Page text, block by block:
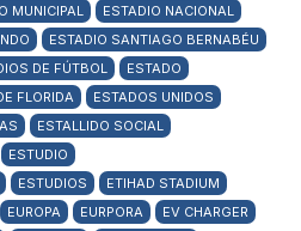
MUNICIPAL
ESTADIO NACIONAL
ESTADIO SANTIAGO BERNABÉU
DE FÚTBOL
ESTADO
FLORIDA
ESTADOS UNIDOS
ESTALLIDO SOCIAL
ESTUDIO
ESTUDIOS
ETIHAD STADIUM
EUROPA EURPORA
EV CHARGER